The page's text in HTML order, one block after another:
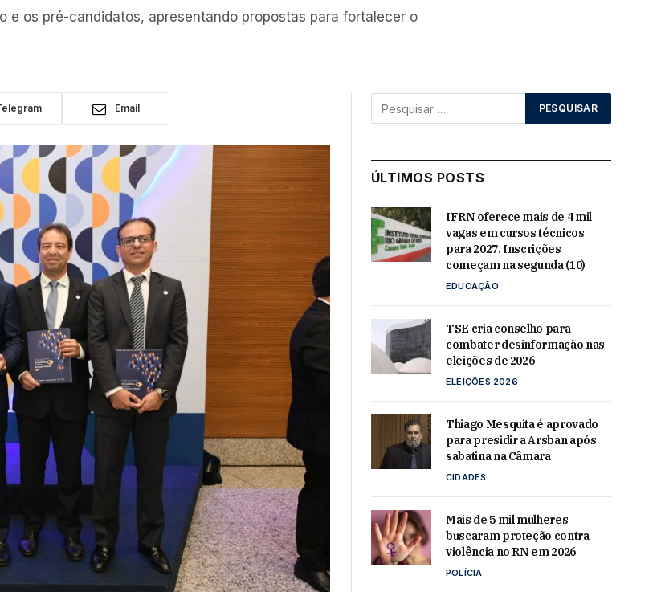
e os pré-candidatos, apresentando propostas para fortalecer o
Email
ÚLTIMOS POSTS
IFRN oferece mais de 4 mil
vagas em cursos técnicos
para 2027. Inscrições
começam na segunda (10)
EDUCAÇÃO
TSE cria conselho para
combater desinformação nas
eleições de 2026
ELEIÇÕES 2026
Thiago Mesquita é aprovado
para presidir a Arsban após
sabatina na Câmara
CIDADES
Mais de 5 mil mulheres
buscaram proteção contra
violência no RN em 2026
POLÍCIA